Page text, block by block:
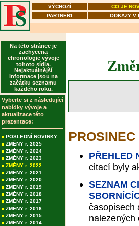
VÝCHOZÍ CO JE
PARTNEŘI
ODKAZY V
Na této stránce je
zachycena
chronologie vývoje
tohoto sídla.
Nejaktuálnější
informace jsou na
začátku seznamu
každého roku.
Vyberte si z následující
nabídky vývoje a
aktualizace této
prezentace:
POSLEDNÍ NOVINKY
ZMĚNY r. 2025
ZMĚNY r. 2024
ZMĚNY r. 2023
ZMĚNY r. 2022
ZMĚNY r. 2021
ZMĚNY r. 2020
ZMĚNY r. 2019
ZMĚNY r. 2018
ZMĚNY r. 2017
ZMĚNY r. 2016
ZMĚNY r. 2015
ZMĚNY r. 2014
PROSINEC
PŘEHLED
citací byly
SEZNAM
časopisech
nalezených